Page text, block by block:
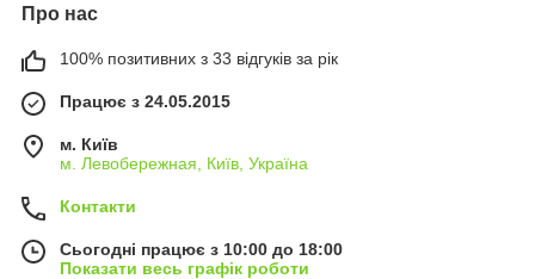
Про нас
100% позитивних з 33 відгуків за рік
Працює з 24.05.2015
м. Київ
м. Левобережная, Київ, Україна
Контакти
Сьогодні працює з 10:00 до 18:00
Показати весь графік роботи